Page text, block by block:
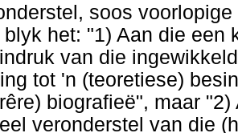
soos
blyk het: "1) Aan die een
van die
tot 'n (teoretiese)
biografieë", maar
veronderstel van die